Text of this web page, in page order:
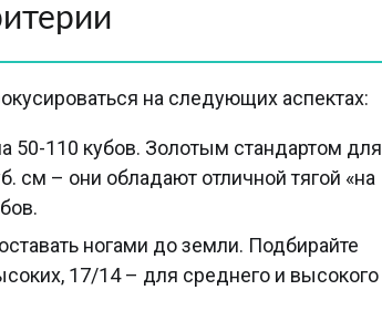
на следующих аспектах:
110 кубов. Золотым стандартом для
см – они обладают отличной тягой «на
ногами до земли. Подбирайте
17/14 – для среднего и высокого